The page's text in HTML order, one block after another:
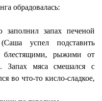
обрадовалась:
запах печеной
успел подставить
блестящими, рыжими от
Запах мяса смешался с
во что-то кисло-сладкое,